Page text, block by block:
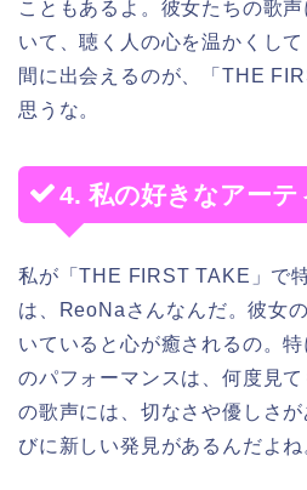
こともあるよ。彼女たちの歌
いて、聴く人の心を温かくし
間に出会えるのが、「THE
思うな。
4. 私の好きなアーテ
私が「THE FIRST TAKE」で
は、ReoNaさんなんだ。彼女
いていると心が癒されるの。
のパフォーマンスは、何度見
の歌声には、切なさや優しさ
びに新しい発見があるんだよね